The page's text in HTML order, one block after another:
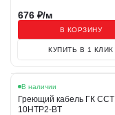
676 ₽/м
В КОРЗИНУ
КУПИТЬ В 1 КЛИК
Хит Акция
В наличии
Греющий кабель ГК ССТ
10НТР2-BT